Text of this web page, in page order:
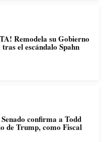
Remodela su Gobierno
el escándalo Spahn
confirma a Todd
de Trump, como Fiscal